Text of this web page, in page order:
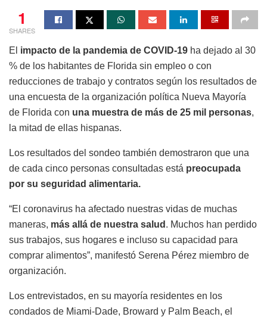
1
SHARES
El impacto de la pandemia de COVID-19 ha dejado al 30
% de los habitantes de Florida sin empleo o con
reducciones de trabajo y contratos según los resultados de
una encuesta de la organización política Nueva Mayoría
de Florida con una muestra de más de 25 mil personas,
la mitad de ellas hispanas.
Los resultados del sondeo también demostraron que una
de cada cinco personas consultadas está preocupada
por su seguridad alimentaria.
“El coronavirus ha afectado nuestras vidas de muchas
maneras, más allá de nuestra salud . Muchos han perdido
sus trabajos, sus hogares e incluso su capacidad para
comprar alimentos”, manifestó Serena Pérez miembro de
organización.
Los entrevistados, en su mayoría residentes en los
condados de Miami-Dade, Broward y Palm Beach, el